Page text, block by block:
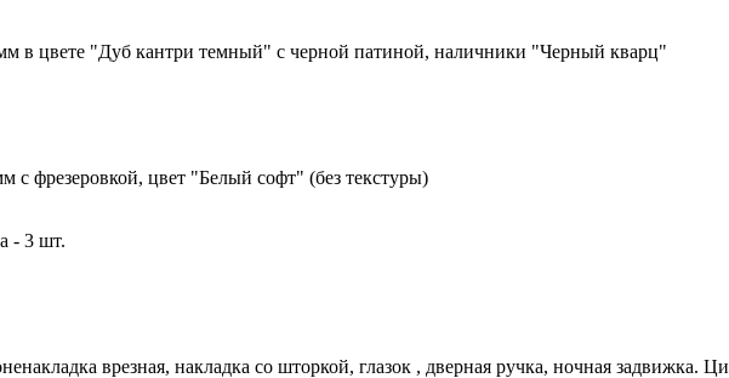
в цвете "Дуб кантри темный" с черной патиной, наличники "Черный кварц"
с фрезеровкой, цвет "Белый софт" (без текстуры)
- 3 шт.
врезная, накладка со шторкой, глазок , дверная ручка, ночная задвижка.